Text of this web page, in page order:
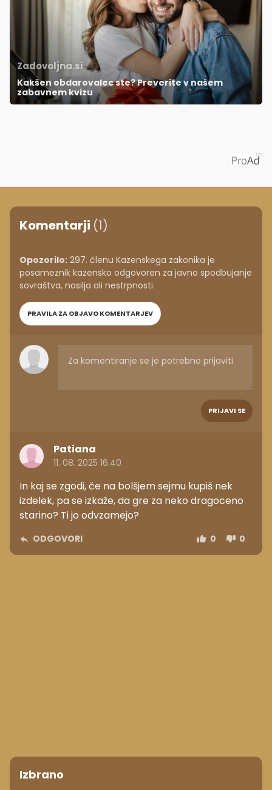
Zadovoljna.si
Kakšen obdarovalec ste? Preverite v našem
zabavnem kvizu
Komentarji (1)
Opozorilo: 297. členu Kazenskega zakonika je
posameznik kazensko odgovoren za javno spodbujanje
sovraštva, nasilja ali nestrpnosti.
PRAVILA ZA OBJAVO KOMENTARJEV
PRIJAVI SE
Patiana
11. 08. 2025 16.40
In kaj se zgodi, če na bolšjem sejmu kupiš nek
izdelek, pa se izkaže, da gre za neko dragoceno
starino? Ti jo odvzamejo?
ODGOVORI 0 0
Izbrano